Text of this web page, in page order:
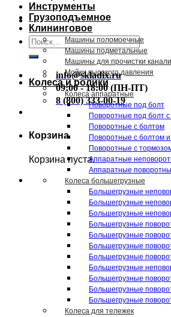
Искать:
info@skladix.ru
09:00 - 18:00 (ПН-ПТ)
8 (800) 333-00-19
Корзина
Корзина пуста.
Инструменты
Грузоподъемное
Клининговое
Машины поломоечные
Машины подметальные
Машины для прочистки
Мойки высокого давления
Колеса и ролики
Колеса аппаратные
Поворотные под болт
Поворотные под болт
Поворотные с болтом
Поворотные с болтом
Поворотные с
Аппаратные
Аппаратные
Колеса большегрузные
Большегрузные
Большегрузные
Большегрузные
Большегрузные
Большегрузные
Большегрузные
Большегрузные
Большегрузные
Большегрузные
Большегрузные
Большегрузные
Колеса для тележек